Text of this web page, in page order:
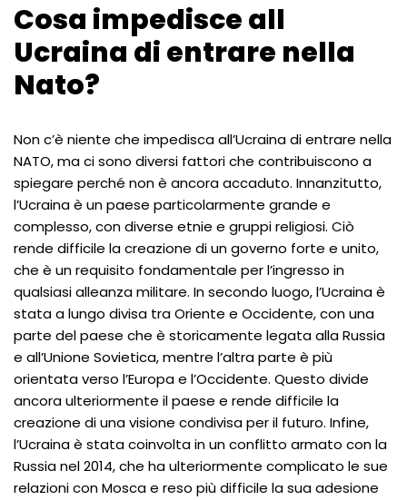
Cosa impedisce all
Ucraina di entrare nella
Nato?
Non c’è niente che impedisca all’Ucraina di entrare nella
NATO, ma ci sono diversi fattori che contribuiscono a
spiegare perché non è ancora accaduto. Innanzitutto,
l’Ucraina è un paese particolarmente grande e
complesso, con diverse etnie e gruppi religiosi. Ciò
rende difficile la creazione di un governo forte e unito,
che è un requisito fondamentale per l’ingresso in
qualsiasi alleanza militare. In secondo luogo, l’Ucraina è
stata a lungo divisa tra Oriente e Occidente, con una
parte del paese che è storicamente legata alla Russia
e all’Unione Sovietica, mentre l’altra parte è più
orientata verso l’Europa e l’Occidente. Questo divide
ancora ulteriormente il paese e rende difficile la
creazione di una visione condivisa per il futuro. Infine,
l’Ucraina è stata coinvolta in un conflitto armato con la
Russia nel 2014, che ha ulteriormente complicato le sue
relazioni con Mosca e reso più difficile la sua adesione